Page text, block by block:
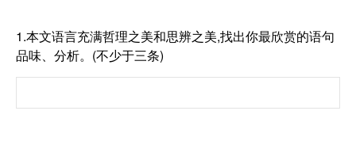
1.本文语言充满哲理之美和思辨之美,找出你最欣赏的语句
品味、分析。(不少于三条)